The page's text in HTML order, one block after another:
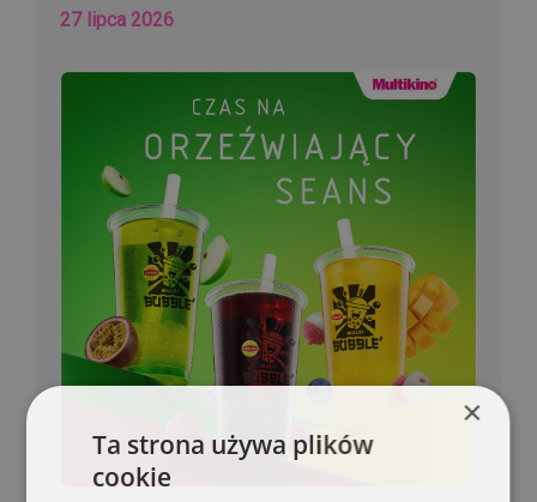
27 lipca 2026
×
Ta strona używa plików
cookie